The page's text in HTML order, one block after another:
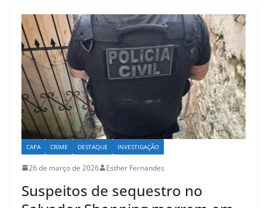
A
p
p
b
o
o
k
CAPA CRIME DESTAQUE INVESTIGAÇÃO
26 de março de 2026 Esther Fernandes
Suspeitos de sequestro no